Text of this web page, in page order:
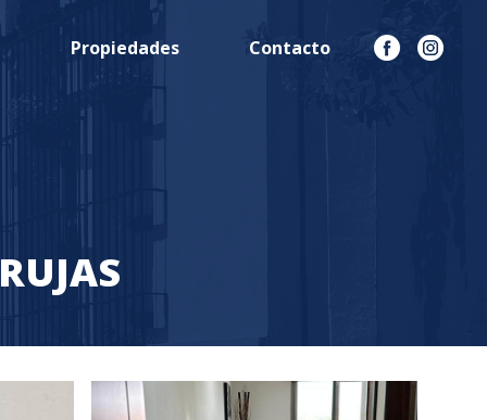
Propiedades Contacto